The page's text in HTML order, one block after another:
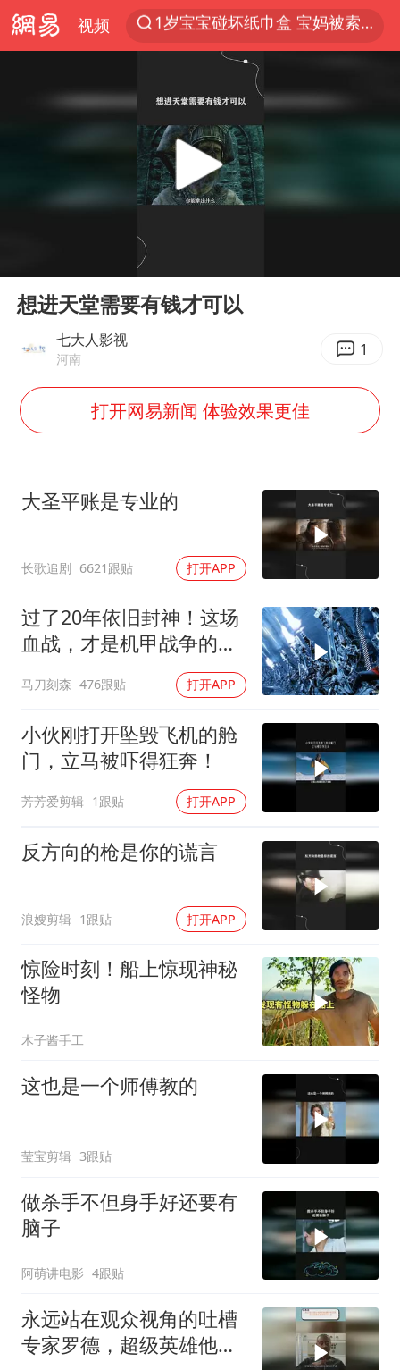
视频
以“新”破局 首发经济点亮城市消费活力
Meta被判支付5.67亿美元
阿根廷足协发文力挺因凡蒂诺
中国稀土盘中涨停
21楼高空抛物嫌疑人被拘留
台风白海豚最新路径研判来了
OpenAI为免费用户升级GPT-5.6 Luna
我国编制完成新版全月地质图
“深圳地面沉降致车辆损坏”不实
奋进开新局 实干挑大梁
Play
想进天堂需要有钱才可以
七大人影视
河南 1
打开网易新闻 体验效果更佳
大圣平账是专业的
长歌追剧 6621跟贴 打开APP
过了20年依旧封神！这场
血战，才是机甲战争的真
马刀刻森 476跟贴 打开APP
小伙刚打开坠毁飞机的舱
门，立马被吓得狂奔！
芳芳爱剪辑 1跟贴 打开APP
反方向的枪是你的谎言
浪嫂剪辑 1跟贴 打开APP
惊险时刻！船上惊现神秘
怪物
木子酱手工
这也是一个师傅教的
莹宝剪辑 3跟贴
做杀手不但身手好还要有
脑子
阿萌讲电影 4跟贴
永远站在观众视角的吐槽
专家罗德，超级英雄他都